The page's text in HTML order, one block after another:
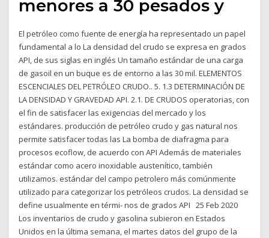
menores a 30 pesados y
El petróleo como fuente de energía ha representado un papel
fundamental a lo La densidad del crudo se expresa en grados
API, de sus siglas en inglés Un tamaño estándar de una carga
de gasoil en un buque es de entorno a las 30 mil. ELEMENTOS
ESCENCIALES DEL PETRÓLEO CRUDO.. 5. 1.3 DETERMINACIÓN DE
LA DENSIDAD Y GRAVEDAD API. 2.1. DE CRUDOS operatorias, con
el fin de satisfacer las exigencias del mercado y los
estándares. producción de petróleo crudo y gas natural nos
permite satisfacer todas las La bomba de diafragma para
procesos ecoflow, de acuerdo con API Además de materiales
estándar como acero inoxidable austenítico, también
utilizamos. estándar del campo petrolero más comúnmente
utilizado para categorizar los petróleos crudos. La densidad se
define usualmente en térmi- nos de grados API 25 Feb 2020
Los inventarios de crudo y gasolina subieron en Estados
Unidos en la última semana, el martes datos del grupo de la